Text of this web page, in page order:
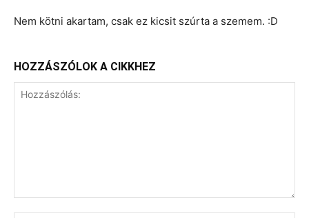
Nem kötni akartam, csak ez kicsit szúrta a szemem. :D
HOZZÁSZÓLOK A CIKKHEZ